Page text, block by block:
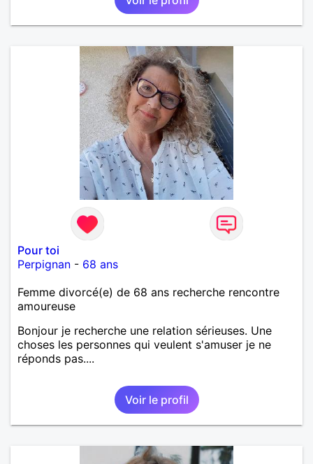
Pour toi
Perpignan - 68 ans
Femme divorcé(e) de 68 ans recherche rencontre
amoureuse
Bonjour je recherche une relation sérieuses. Une
choses les personnes qui veulent s'amuser je ne
réponds pas....
Voir le profil